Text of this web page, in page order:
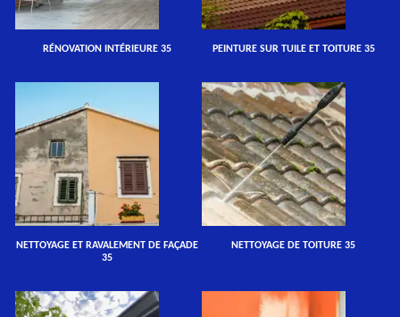
RÉNOVATION INTÉRIEURE 35 PEINTURE SUR TUILE ET TOITURE 35
NETTOYAGE ET RAVALEMENT DE FAÇADE
35
NETTOYAGE DE TOITURE 35